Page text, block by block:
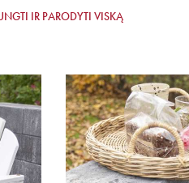
IR PARODYTI VISKĄ